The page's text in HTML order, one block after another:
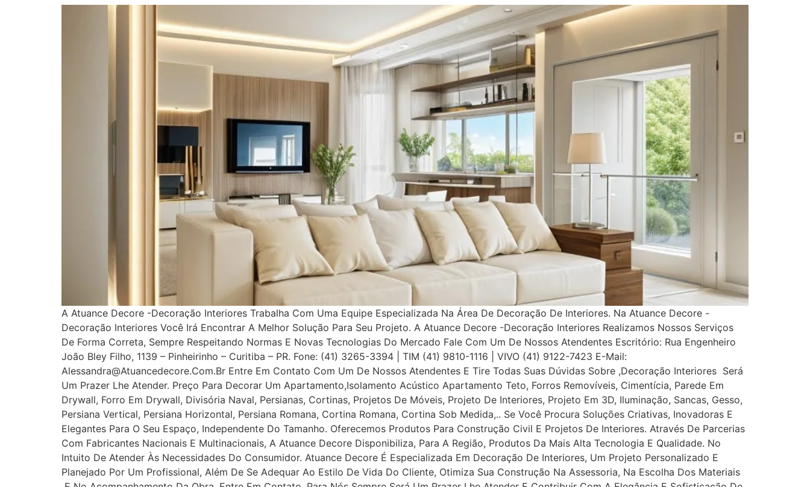
A Atuance Decore -Decoração Interiores Trabalha Com Uma Equipe Especializada Na Área De Decoração De Interiores. Na Atuance Decore -
Decoração Interiores Você Irá Encontrar A Melhor Solução Para Seu Projeto. A Atuance Decore -Decoração Interiores Realizamos Nossos Serviços
De Forma Correta, Sempre Respeitando Normas E Novas Tecnologias Do Mercado Fale Com Um De Nossos Atendentes Escritório: Rua Engenheiro
João Bley Filho, 1139 – Pinheirinho – Curitiba – PR. Fone: (41) 3265-3394 | TIM (41) 9810-1116 | VIVO (41) 9122-7423 E-Mail:
Alessandra@atuancedecore.com.br Entre Em Contato Com Um De Nossos Atendentes E Tire Todas Suas Dúvidas Sobre ,Decoração Interiores Será
Um Prazer Lhe Atender. Preço Para Decorar Um Apartamento,Isolamento Acústico Apartamento Teto, Forros Removíveis, Cimentícia, Parede Em
Drywall, Forro Em Drywall, Divisória Naval, Persianas, Cortinas, Projetos De Móveis, Projeto De Interiores, Projeto Em 3D, Iluminação, Sancas, Gesso,
Persiana Vertical, Persiana Horizontal, Persiana Romana, Cortina Romana, Cortina Sob Medida,.. Se Você Procura Soluções Criativas, Inovadoras E
Elegantes Para O Seu Espaço, Independente Do Tamanho. Oferecemos Produtos Para Construção Civil E Projetos De Interiores. Através De Parcerias
Com Fabricantes Nacionais E Multinacionais, A Atuance Decore Disponibiliza, Para A Região, Produtos Da Mais Alta Tecnologia E Qualidade. No
Intuito De Atender Às Necessidades Do Consumidor. Atuance Decore É Especializada Em Decoração De Interiores, Um Projeto Personalizado E
Planejado Por Um Profissional, Além De Se Adequar Ao Estilo De Vida Do Cliente, Otimiza Sua Construção Na Assessoria, Na Escolha Dos Materiais